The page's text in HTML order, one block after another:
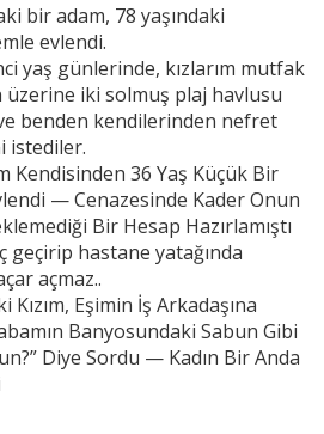
bir adam, 78 yaşındaki
evlendi.
yaş günlerinde, kızlarım mutfak
üzerine iki solmuş plaj havlusu
benden kendilerinden nefret
istediler.
Kendisinden 36 Yaş Küçük Bir
— Cenazesinde Kader Onun
Bir Hesap Hazırlamıştı
geçirip hastane yatağında
açmaz..
Kızım, Eşimin İş Arkadaşına
Banyosundaki Sabun Gibi
Diye Sordu — Kadın Bir Anda